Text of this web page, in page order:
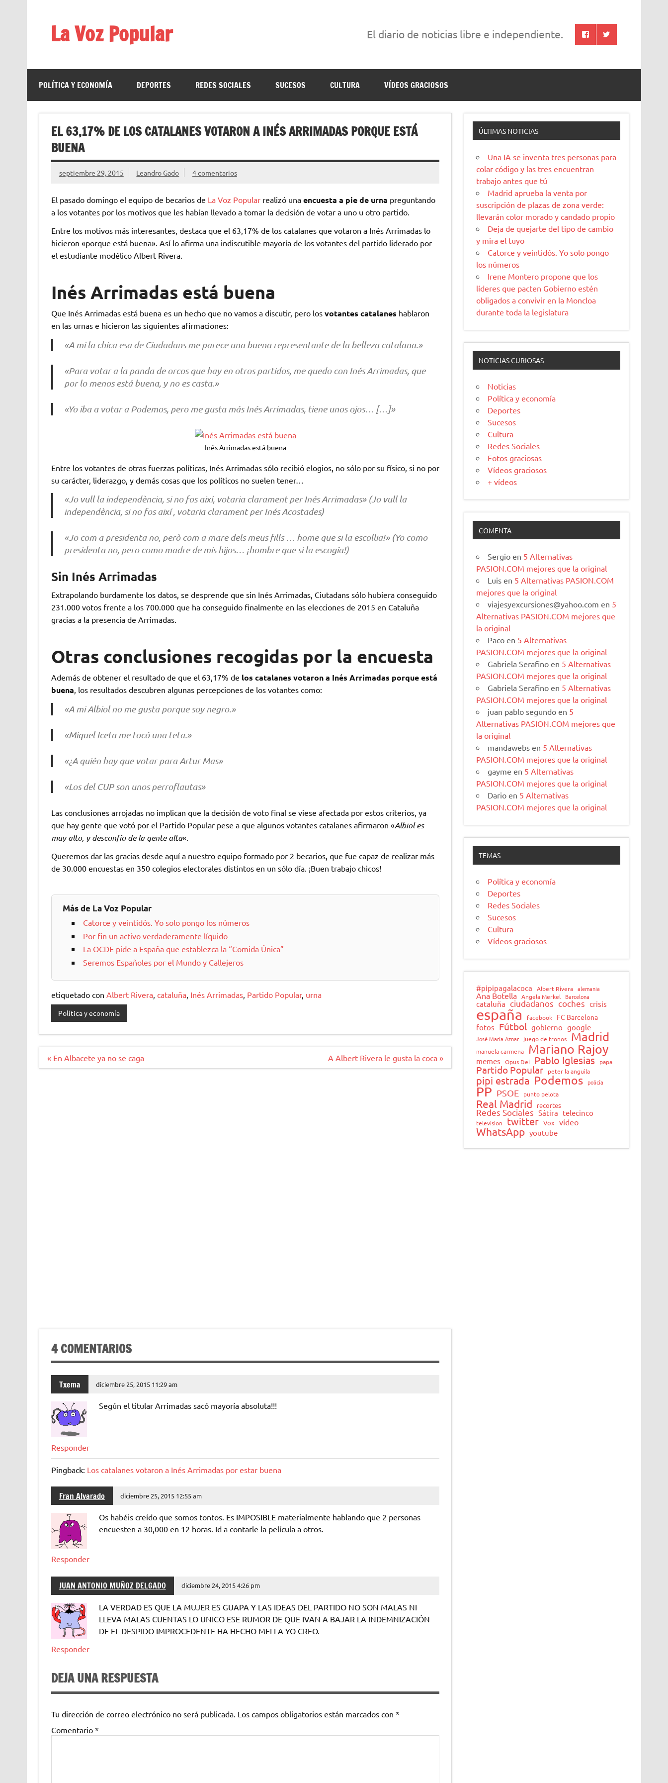
La Voz Popular El diario de noticias libre e independiente.
POLÍTICA Y ECONOMÍA DEPORTES REDES SOCIALES SUCESOS CULTURA VÍDEOS GRACIOSOS
EL 63,17% DE LOS CATALANES VOTARON A INÉS ARRIMADAS PORQUE ESTÁ
BUENA
septiembre 29, 2015 Leandro Gado 4 comentarios
El pasado domingo el equipo de becarios de La Voz Popularrealizó una encuesta a pie de urna preguntando
a los votantes por los motivos que les habían llevado a tomar la decisión de votar a uno u otro partido.
Entre los motivos más interesantes, destaca que el 63,17% de los catalanes que votaron a Inés Arrimadas lo
hicieron «porque está buena». Así lo afirma una indiscutible mayoría de los votantes del partido liderado por
el estudiante modélico Albert Rivera.
Inés Arrimadas está buena
Que Inés Arrimadas está buena es un hecho que no vamos a discutir, pero los votantes catalanes hablaron
en las urnas e hicieron las siguientes afirmaciones:
«A mi la chica esa de Ciudadans me parece una buena representante de la belleza catalana.»
«Para votar a la panda de orcos que hay en otros partidos, me quedo con Inés Arrimadas, que
por lo menos está buena, y no es casta.»
«Yo iba a votar a Podemos, pero me gusta más Inés Arrimadas, tiene unos ojos… […]»
Inés Arrimadas está buena
Entre los votantes de otras fuerzas políticas, Inés Arrimadas sólo recibió elogios, no sólo por su físico, si no por
su carácter, liderazgo, y demás cosas que los políticos no suelen tener…
«Jo vull la independència, si no fos així, votaria clarament per Inés Arrimadas» (Jo vull la
independència, si no fos així , votaria clarament per Inés Acostades)
«Jo com a presidenta no, però com a mare dels meus fills … home que si la escollia!» (Yo como
presidenta no, pero como madre de mis hijos… ¡hombre que si la escogía!)
Sin Inés Arrimadas
Extrapolando burdamente los datos, se desprende que sin Inés Arrimadas, Ciutadans sólo hubiera conseguido
231.000 votos frente a los 700.000 que ha conseguido finalmente en las elecciones de 2015 en Cataluña
gracias a la presencia de Arrimadas.
Otras conclusiones recogidas por la encuesta
Además de obtener el resultado de que el 63,17% de los catalanes votaron a Inés Arrimadas porque está
buena, los resultados descubren algunas percepciones de los votantes como:
«A mi Albiol no me gusta porque soy negro.»
«Miquel Iceta me tocó una teta.»
«¿A quién hay que votar para Artur Mas»
«Los del CUP son unos perroflautas»
Las conclusiones arrojadas no implican que la decisión de voto final se viese afectada por estos criterios, ya
que hay gente que votó por el Partido Popular pese a que algunos votantes catalanes afirmaron «Albiol es
muy alto, y desconfío de la gente alta«.
Queremos dar las gracias desde aquí a nuestro equipo formado por 2 becarios, que fue capaz de realizar más
de 30.000 encuestas en 350 colegios electorales distintos en un sólo día. ¡Buen trabajo chicos!
Más de La Voz Popular
Catorce y veintidós. Yo solo pongo los números
Por fin un activo verdaderamente líquido
La OCDE pide a España que establezca la “Comida Única”
Seremos Españoles por el Mundo y Callejeros
etiquetado con Albert Rivera, cataluña, Inés Arrimadas, Partido Popular, urna
Política y economía
Navegación
« En Albacete ya no se caga A Albert Rivera le gusta la coca »
4 COMENTARIOS
Txema diciembre 25, 2015 11:29 am
Según el titular Arrimadas sacó mayoría absoluta!!!
Responder
Pingback: Los catalanes votaron a Inés Arrimadas por estar buena
Fran Alvarado diciembre 25, 2015 12:55 am
Os habéis creído que somos tontos. Es IMPOSIBLE materialmente hablando que 2 personas
encuesten a 30,000 en 12 horas. Id a contarle la película a otros.
Responder
JUAN ANTONIO MUÑOZ DELGADO diciembre 24, 2015 4:26 pm
LA VERDAD ES QUE LA MUJER ES GUAPA Y LAS IDEAS DEL PARTIDO NO SON MALAS NI
LLEVA MALAS CUENTAS LO UNICO ESE RUMOR DE QUE IVAN A BAJAR LA INDEMNIZACIÓN
DE EL DESPIDO IMPROCEDENTE HA HECHO MELLA YO CREO.
Responder
DEJA UNA RESPUESTA
Tu dirección de correo electrónico no será publicada. Los campos obligatorios están marcados con *
Comentario *
ÚLTIMAS NOTICIAS
Una IA se inventa tres personas para
colar código y las tres encuentran
trabajo antes que tú
Madrid aprueba la venta por
suscripción de plazas de zona verde:
llevarán color morado y candado propio
Deja de quejarte del tipo de cambio
y mira el tuyo
Catorce y veintidós. Yo solo pongo
los números
Irene Montero propone que los
líderes que pacten Gobierno estén
obligados a convivir en la Moncloa
durante toda la legislatura
NOTICIAS CURIOSAS
Noticias
Política y economía
Deportes
Sucesos
Cultura
Redes Sociales
Fotos graciosas
Vídeos graciosos
+ vídeos
COMENTA
Sergio en 5 Alternativas
PASION.COM mejores que la original
Luis en 5 Alternativas PASION.COM
mejores que la original
viajesyexcursiones@yahoo.com en 5
Alternativas PASION.COM mejores que
la original
Paco en 5 Alternativas
PASION.COM mejores que la original
Gabriela Serafino en 5 Alternativas
PASION.COM mejores que la original
Gabriela Serafino en 5 Alternativas
PASION.COM mejores que la original
juan pablo segundo en 5
Alternativas PASION.COM mejores que
la original
mandawebs en 5 Alternativas
PASION.COM mejores que la original
gayme en 5 Alternativas
PASION.COM mejores que la original
Dario en 5 Alternativas
PASION.COM mejores que la original
TEMAS
Política y economía
Deportes
Redes Sociales
Sucesos
Cultura
Vídeos graciosos
#pipipagalacoca Albert Rivera alemania
Ana Botella Angela Merkel Barcelona
cataluña ciudadanos coches crisis
españa facebook FC Barcelona
fotos Fútbol gobierno google
José María Aznar juego de tronos Madrid
manuela carmena Mariano Rajoy
memes Opus Dei Pablo Iglesias papa
Partido Popular peter la anguila
pipi estrada Podemos policía
PP PSOE punto pelota
Real Madrid recortes
Redes Sociales Sátira telecinco
television twitter Vox vídeo
WhatsApp youtube